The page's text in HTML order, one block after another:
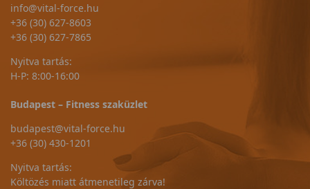
info@vital-force.hu
+36 (30) 627-8603
+36 (30) 627-7865
Nyitva tartás:
H-P: 8:00-16:00
Budapest – Fitness szaküzlet
budapest@vital-force.hu
+36 (30) 430-1201
Nyitva tartás:
Költözés miatt átmenetileg zárva!